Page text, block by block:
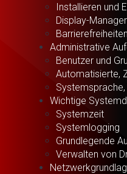
Installieren und
Display-
Barrierefreiheiten
Administrative
Benutzer und
Automatisierte,
Wichtige
Systemzeit
Systemlogging
Grundlegende
Verwalten von